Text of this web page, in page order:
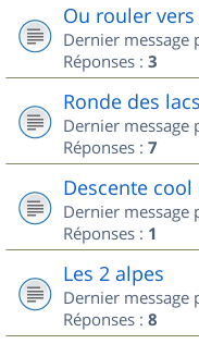
Ou rouler vers
Dernier message
Réponses : 3
Ronde des lacs
Dernier message
Réponses : 7
Descente
Dernier message
Réponses : 1
Les 2 alpes
Dernier message
Réponses : 8